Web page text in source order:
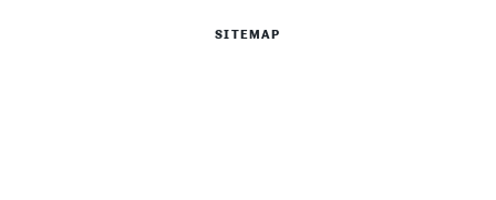
SITEMAP